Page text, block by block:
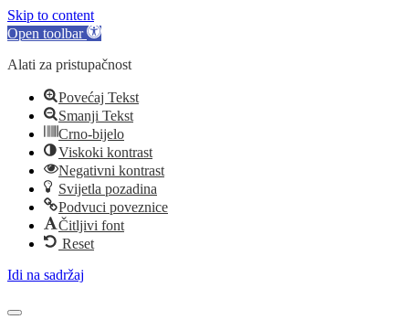
Skip to content
Open toolbar
Alati za pristupačnost
Povećaj Tekst
Smanji Tekst
Crno-bijelo
Viskoki kontrast
Negativni kontrast
Svijetla pozadina
Podvuci poveznice
Čitljivi font
Reset
Idi na sadržaj